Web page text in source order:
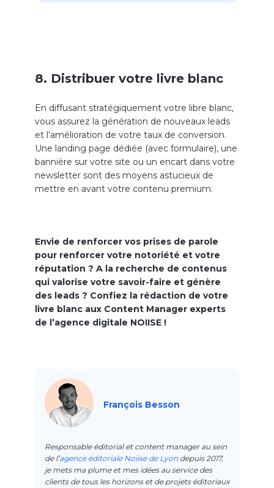
8. Distribuer votre livre blanc
En diffusant stratégiquement votre libre blanc,
vous assurez la génération de nouveaux leads
et l’amélioration de votre taux de conversion.
Une landing page dédiée (avec formulaire), une
bannière sur votre site ou un encart dans votre
newsletter sont des moyens astucieux de
mettre en avant votre contenu premium.
Envie de renforcer vos prises de parole
pour renforcer votre notoriété et votre
réputation ? A la recherche de contenus
qui valorise votre savoir-faire et génère
des leads ? Confiez la rédaction de votre
livre blanc aux Content Manager experts
de l’agence digitale NOIISE !
François Besson
Responsable éditorial et content manager au sein
de l’agence éditoriale Noiise de Lyondepuis 2017,
je mets ma plume et mes idées au service des
clients de tous les horizons et de projets éditoriaux